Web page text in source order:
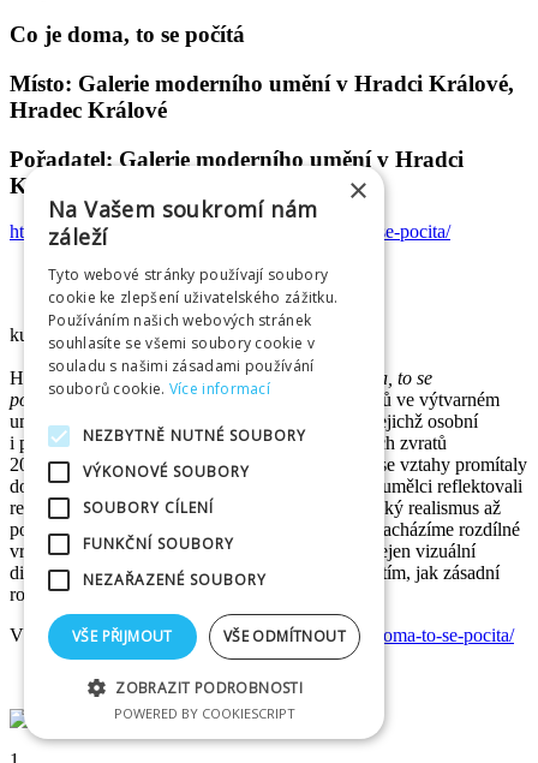
Co je doma, to se počítá
Místo: Galerie moderního umění v Hradci Králové,
Hradec Králové
Pořadatel: Galerie moderního umění v Hradci
Králové
https://www.galeriehk.cz/vystavy/co-je-doma-to-se-pocita/
kurátorka: Anna Horák Zemanová | Prostor
Hlavní výstava letní sezóny s názvemCo je doma, to se
počítázkoumá jedinečný fenomén tvorby partnerů ve výtvarném
umění – vztah manželských či životních dvojic, jejichž osobní
i profesní dráhy se odehrávaly na pozadí dějinných zvratů
20. století. Návštěvník má možnost sledovat, jak se vztahy promítaly
do výběru témat, technik, stylu i do způsobu, jak umělci reflektovali
realitu doby. Od secese a moderny přes socialistický realismus až
po konceptuální umění – v každé etapě výstavy nacházíme rozdílné
vrstvy vzájemného „působení“. Výstava nabízí nejen vizuální
dialogy mezi partnery, ale i hlubší zamyšlení nad tím, jak zásadní
roli hraje lidská blízkost ve světě umění.
Více na
https://www.galeriehk.cz/vystavy/co-je-doma-to-se-pocita/
×
Na Vašem soukromí nám
záleží
Tyto webové stránky používají soubory
cookie ke zlepšení uživatelského zážitku.
Používáním našich webových stránek
souhlasíte se všemi soubory cookie v
souladu s našimi zásadami používání
souborů cookie. Více informací
NEZBYTNĚ NUTNÉ SOUBORY
VÝKONOVÉ SOUBORY
SOUBORY CÍLENÍ
FUNKČNÍ SOUBORY
NEZAŘAZENÉ SOUBORY
VŠE PŘIJMOUT VŠE ODMÍTNOUT
ZOBRAZIT PODROBNOSTI
POWERED BY COOKIESCRIPT